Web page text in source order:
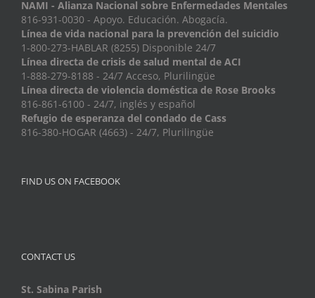
NAMI - Alianza Nacional sobre Enfermedades Mentales
816-931-0030 - Apoyo. Educación. Abogacía.
Línea de vida nacional para la prevención del suicidio
1-800-273-HABLAR (8255) Disponible 24/7
Línea directa de crisis de salud mental de ACI
1-888-279-8188 - 24/7 Acceso, Plurilingüe
Línea directa de violencia doméstica de Rose Brooks
816-861-6100 - 24/7, inglés y español
Refugio de esperanza del condado de Cass
816-380-HOGAR (4663) - 24/7, Plurilingüe
FIND US ON FACEBOOK
CONTACT US
St. Sabina Parish